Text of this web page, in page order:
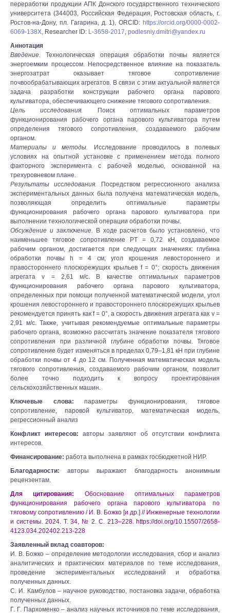
переработки продукции АПК Донского государственного технического
университета (344003, Российская Федерация, Ростовская область, г.
Ростов-на-Дону, пл. Гагарина, д. 1), ORCID: https://orcid.org/0000-0002-
6069-138X, Researcher ID: L-3658-2017, podlesniy.dmitri@yandex.ru
Аннотация
Введение. Технологическая операция обработки почвы является
энергоемким процессом. Непосредственное влияние на показатель
энергозатрат оказывает тяговое сопротивление
почвообрабатывающих агрегатов. В связи с этим актуальной является
задача разработки конструкции рабочего органа парового
культиватора, обеспечивающего снижение тягового сопротивления.
Цель исследования. Поиск оптимальных параметров
функционирования рабочего органа парового культиватора путем
определения тягового сопротивления, создаваемого рабочим
органом.
Материалы и методы. Исследование проводилось в полевых
условиях на опытной установке с применением метода полного
факторного эксперимента с рабочей моделью, основанной на
трехуровневом плане.
Результаты исследования. Посредством регрессионного анализа
экспериментальных данных была получена математическая модель,
позволяющая определить оптимальные параметры
функционирования рабочего органа парового культиватора при
выполнении технологической операции обработки почвы.
Обсуждение и заключение. В ходе расчетов было установлено, что
наименьшее тяговое сопротивление PТ = 0,72 кН, создаваемое
рабочим органом, достигается при следующих значениях: глубина
обработки почвы h = 4 см; угол крошения левостороннего и
правостороннего плоскорежущих крыльев f = 0°; скорость движения
агрегата v = 2,61 м/с. В качестве оптимальных параметров
функционирования рабочего органа парового культиватора,
определенных при помощи полученной математической модели, угол
крошения левостороннего и правостороннего плоскорежущих крыльев
рекомендуется принять как f = 0°, а скорость движения агрегата как v =
2,91 м/с. Также, учитывая рекомендуемые оптимальные параметры
рабочего органа, возможно рассчитать значение показателя тягового
сопротивления при различной глубине обработки почвы. Тяговое
сопротивление будет изменяться в пределах 0,79–1,81 кН при глубине
обработки почвы от 4 до 12 см. Полученная математическая модель
тягового сопротивления, создаваемого рабочим органом, позволит
более точно подходить к вопросу проектирования
сельскохозяйственных машин.
Ключевые слова: параметры функционирования, тяговое
сопротивление, паровой культиватор, математическая модель,
регрессионный анализ
Конфликт интересов: авторы заявляют об отсутствии конфликта
интересов.
Финансирование: работа выполнена в рамках госбюджетной НИР.
Благодарности: авторы выражают благодарность анонимным
рецензентам.
Для цитирования: Обоснование оптимальных параметров
функционирования рабочего органа парового культиватора по
тяговому сопротивлению / И. В. Божко [и др.] // Инженерные технологии
и системы. 2024. Т. 34, № 2. С. 213–228. https://doi.org/10.15507/2658-
4123.034.202402.213-228
Заявленный вклад соавторов:
И. В. Божко – определение методологии исследования, сбор и анализ
аналитических и практических материалов по теме исследования,
проведение экспериментальных исследований и обработка
полученных данных.
С. И. Камбулов – научное руководство, постановка задачи, обработка
полученных данных.
Г. Г. Пархоменко – анализ научных источников по теме исследования,